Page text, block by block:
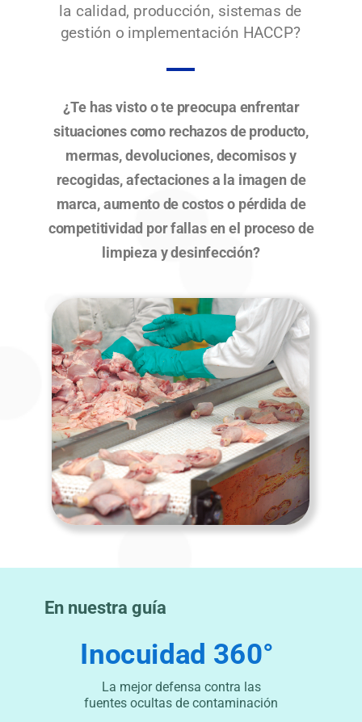
¿Te has visto o te preocupa enfrentar
situaciones como rechazos de producto,
mermas, devoluciones, decomisos y
recogidas, afectaciones a la imagen de
marca, aumento de costos o pérdida de
competitividad por fallas en el proceso de
limpieza y desinfección?
la calidad, producción, sistemas de
gestión o implementación HACCP?
Inocuidad 360°
La mejor defensa contra las
fuentes ocultas de contaminación
En nuestra guía